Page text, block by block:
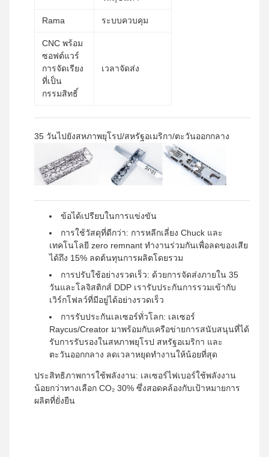
Rama ระบบควบคุม
CNC พร้อม
ซอฟต์แวร์
การจัดเรียง
ที่เป็น
กรรมสิทธิ์
เวลาจัดส่ง
35 วันไปยังสหภาพยุโรป/สหรัฐอเมริกา/ตะวันออกกลาง
ข้อได้เปรียบในการแข่งขัน
การใช้วัสดุที่ดีกว่า: การหลีกเลี่ยง Chuck และ
เทคโนโลยี zero remnant ทำงานร่วมกันเพื่อลดของเสีย
ได้ถึง 15% ลดต้นทุนการผลิตโดยรวม
การปรับใช้อย่างรวดเร็ว: ด้วยการจัดส่งภายใน 35
วันและโลจิสติกส์ DDP เรารับประกันการรวมเข้ากับ
เวิร์กโฟลว์ที่มีอยู่ได้อย่างรวดเร็ว
การรับประกันเลเซอร์ทั่วโลก: เลเซอร์
Raycus/Creator มาพร้อมกับเครือข่ายการสนับสนุนที่ได้
รับการรับรองในสหภาพยุโรป สหรัฐอเมริกา และ
ตะวันออกกลาง ลดเวลาหยุดทำงานให้น้อยที่สุด
ประสิทธิภาพการใช้พลังงาน: เลเซอร์ไฟเบอร์ใช้พลังงาน
น้อยกว่าทางเลือก CO₂ 30% ซึ่งสอดคล้องกับเป้าหมายการ
ผลิตที่ยั่งยืน